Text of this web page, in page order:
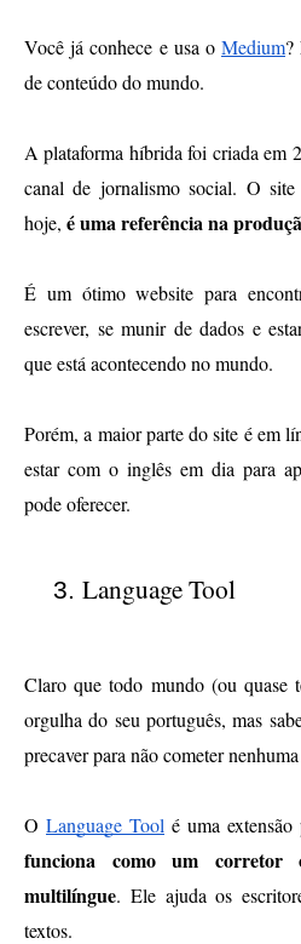
Você já conhece e usa o Medium?
de conteúdo do mundo.
A plataforma híbrida foi criada em
canal de jornalismo social. O
hoje, é uma referência na
É um ótimo website para
escrever, se munir de dados e
que está acontecendo no mundo.
Porém, a maior parte do site é em
estar com o inglês em dia para
pode oferecer.
Language Tool
Claro que todo mundo (ou quase
orgulha do seu português, mas
precaver para não cometer
O Language Tool
funciona como um corretor
multilíngue. Ele ajuda os
textos.